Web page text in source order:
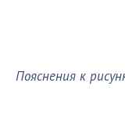
Пояснения к